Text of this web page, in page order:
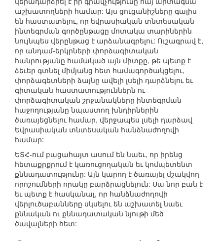
աշխատողների համար: Այս ցուցանիշները գալիս
են հաստատելու, որ եվրասիական տնտեսական
ինտեգրման գործընթացը մոտակա տարիներին
նույնպես վերընթաց է արձանագրելու: Ուշագրավ է,
որ անդամ-երկրների փորձագիտական
հանրությանը համակած այն միտքը, թե պետք է
ձեւեր գտնել միմյանց հետ համագործակցելու,
փորձագետների ձայնը ավելի լսելի դարձնելու եւ
գիտական հաստատություններն ու
փորձագիտական շրջանակները ինտեգրման
հաջողությանը նպաստող խնդիրներին
ծառայեցնելու համար, վերջապես լսելի դարձավ
Եվրասիական տնտեսական հանձնաժողովի
համար:
ԵՏՀ-ում բացահայտ ասում են նաեւ, որ իրենց
հետաքրքրում է կառուցողական եւ կոմպետենտ
քննադատությունը: Այն կարող է ծառայել մշակվող
որոշումների որակը բարձրացնելուն: Սա նոր բան է
եւ պետք է հասկանալ, որ հանձնաժողովի
վերլուծաբանները սկսելու են աշխատել նաեւ
քննական ու քննադատական նյութի մեծ
ծավալների հետ: